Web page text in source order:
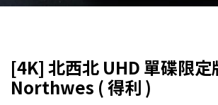
[4K] 北西北 UHD 單碟限
Northwes ( 得利 )